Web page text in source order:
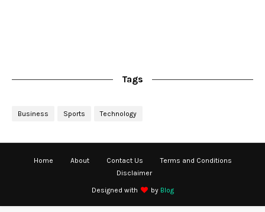
Tags
Business Sports Technology
Home About Contact Us
Terms and Conditions
Disclaimer
Designed with by Blog